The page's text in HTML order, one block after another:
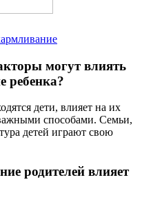
могут влиять
ребенка?
дети, влияет на их
способами. Семьи,
детей играют свою
родителей влияет